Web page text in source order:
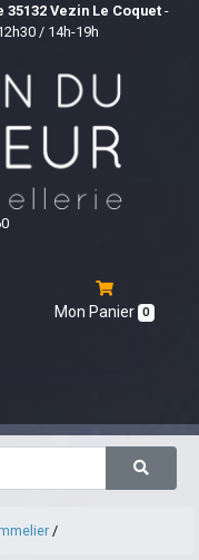
Vezin Le Coquet-
/ 14h-19h
Mon Panier 0
/